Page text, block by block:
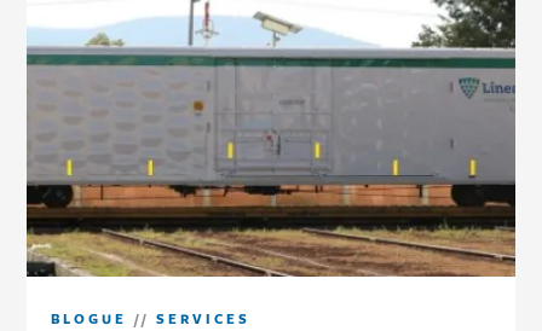
BLOGUE //SERVICES